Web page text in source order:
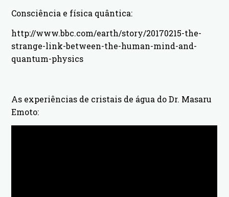
Consciência e física quântica:
http://www.bbc.com/earth/story/20170215-the-
strange-link-between-the-human-mind-and-
quantum-physics
As experiências de cristais de água do Dr. Masaru
Emoto: